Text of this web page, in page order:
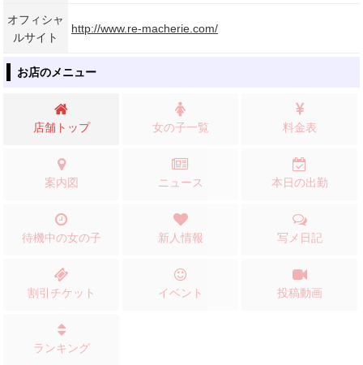
オフィシャ
ルサイト
http://www.re-macherie.com/
お店のメニュー
店舗トップ 女の子一覧 料金表
案内図 ニュース 本日の出勤
待機中の女の子 新人情報 写メ日記
割引チケット イベント 投稿動画
ランキング